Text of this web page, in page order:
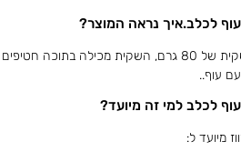
לכלב.איך נראה המוצר?
המארז עצמו מאוחסן בשקית של 80 גרם, השקית מכילה בתוכה חטיפים
לכלב למי זה מיועד?
מיועד ל: